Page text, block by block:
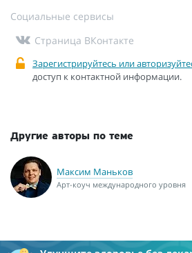
Социальные сервисы
Страница ВКонтакте
Зарегистрируйтесь или
доступ к контактной информации.
Другие авторы по теме
Максим Маньков
Арт-коуч международного уровня